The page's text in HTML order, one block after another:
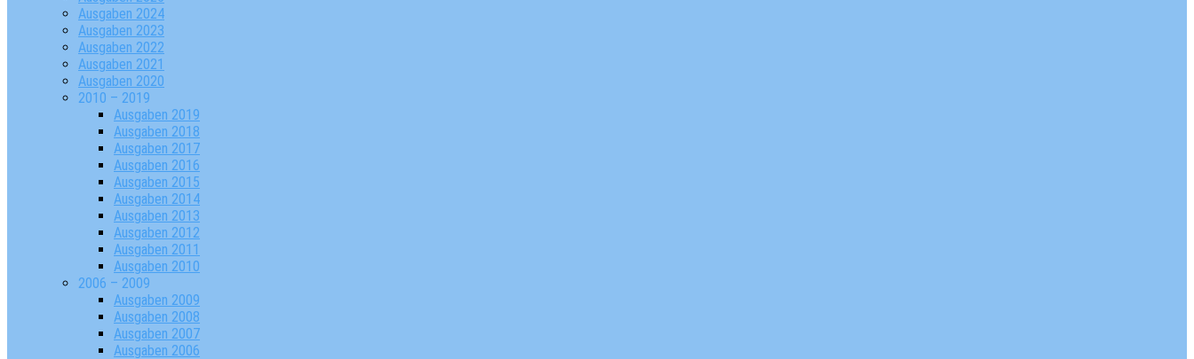
Ausgaben 2024
Ausgaben 2023
Ausgaben 2022
Ausgaben 2021
Ausgaben 2020
2010 – 2019
Ausgaben 2019
Ausgaben 2018
Ausgaben 2017
Ausgaben 2016
Ausgaben 2015
Ausgaben 2014
Ausgaben 2013
Ausgaben 2012
Ausgaben 2011
Ausgaben 2010
2006 – 2009
Ausgaben 2009
Ausgaben 2008
Ausgaben 2007
Ausgaben 2006